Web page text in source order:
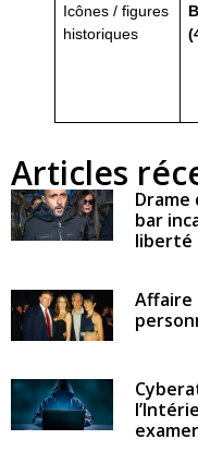
Icônes / figures
historiques
Articles
Drame
bar
liberté
Affaire